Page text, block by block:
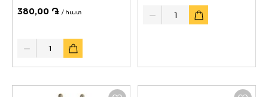
380,00 ֏ / հատ
Quantity